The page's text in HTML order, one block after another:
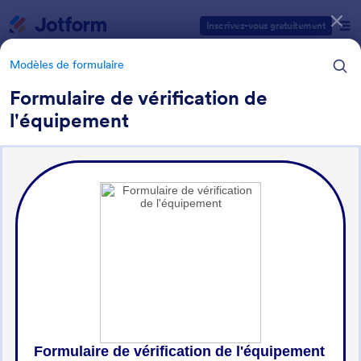
Inscrivez-vous gratuitement
Modèles de formulaire
Formulaire de vérification de
l'équipement
Modèles de formulaire
Formulaires de suivi
Catégories des modèles de formulaires